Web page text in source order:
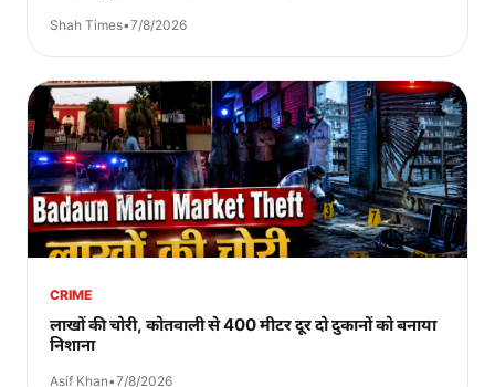
Shah Times•7/8/2026
CRIME
लाखों की चोरी, कोतवाली से 400 मीटर दूर दो दुकानों को बनाया
निशाना
Asif Khan•7/8/2026